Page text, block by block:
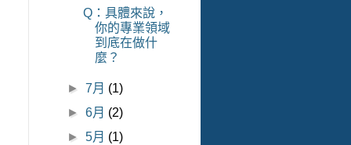
Q：具體來說，
你的專業領域
到底在做什
麼？
►7月 (1)
►6月 (2)
►5月 (1)